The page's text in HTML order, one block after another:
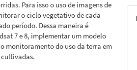
Para isso o uso de imagens de
o ciclo vegetativo de cada
período. Dessa maneira é
7 e 8, implementar um modelo
monitoramento do uso da terra em
cultivadas.